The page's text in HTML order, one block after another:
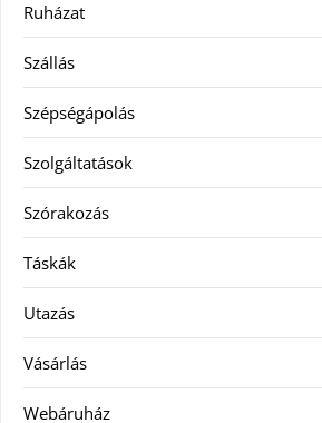
Ruházat
Szállás
Szépségápolás
Szolgáltatások
Szórakozás
Táskák
Utazás
Vásárlás
Webáruház